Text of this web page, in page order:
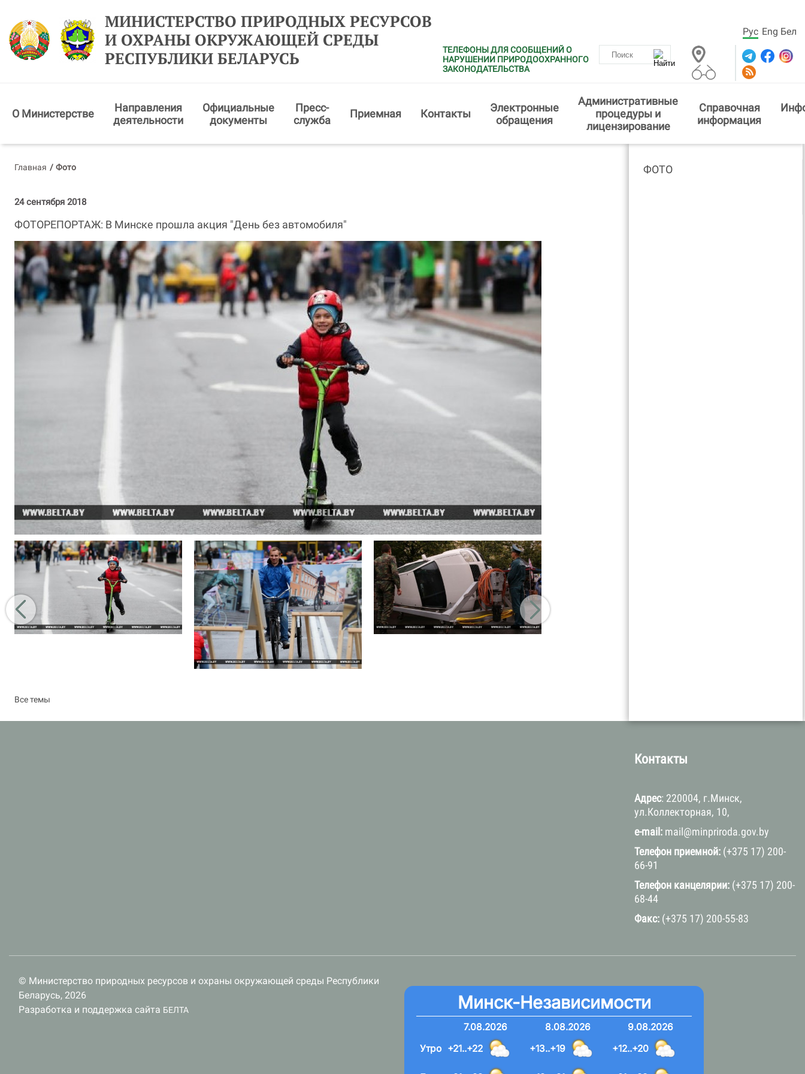
МИНИСТЕРСТВО ПРИРОДНЫХ РЕСУРСОВ
И ОХРАНЫ ОКРУЖАЮЩЕЙ СРЕДЫ
РЕСПУБЛИКИ БЕЛАРУСЬ
Рус Eng Бел
ТЕЛЕФОНЫ ДЛЯ СООБЩЕНИЙ О
НАРУШЕНИИ ПРИРОДООХРАННОГО
ЗАКОНОДАТЕЛЬСТВА
О Министерстве
Направления
деятельности
Официальные
документы
Пресс-
служба
Приемная Контакты
Электронные
обращения
Административные
процедуры и
лицензирование
Справочная
информация
Главная / Фото
24 сентября 2018
ФОТОРЕПОРТАЖ: В Минске прошла акция "День без автомобиля"
Все темы
ФОТО
Контакты
Адрес: 220004, г.Минск,
ул.Коллекторная, 10,
e-mail: mail@minpriroda.gov.by
Телефон приемной: (+375 17) 200-
66-91
Телефон канцелярии: (+375 17) 200-
68-44
Факс: (+375 17) 200-55-83
© Министерство природных ресурсов и охраны окружающей среды Республики
Беларусь, 2026
Разработка и поддержка сайта БЕЛТА Минск-Независимости
7.08.2026
+21..+22
8.08.2026
+13..+19
9.08.2026
+12..+20
Утро